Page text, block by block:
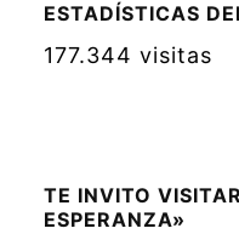
ESTADÍSTICAS
177.344 visitas
TE INVITO
ESPERANZA»